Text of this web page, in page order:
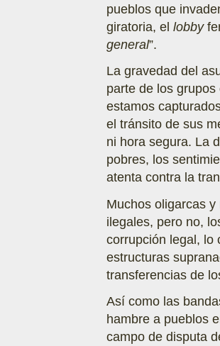
pueblos que
giratoria, el lobby
general”.
La gravedad del
parte de los
estamos
el tránsito de sus
ni hora segura. La
pobres, los
atenta contra la
Muchos oligarcas
ilegales, pero no,
corrupción legal, lo
estructuras
transferencias de
Así como las
hambre a pueblos
campo de disputa